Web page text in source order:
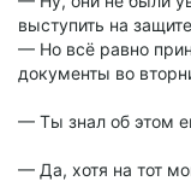
выступить на
— Но всё равно
документы во
— Ты знал об этом
— Да, хотя на тот